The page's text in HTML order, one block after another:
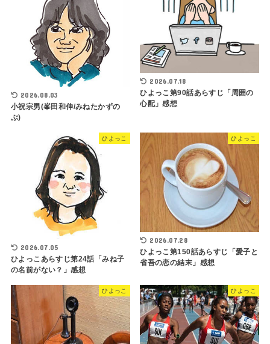
2026.08.03
小祝宗男(峯田和伸/みねたかずの
ぶ)
2026.07.18
ひよっこ第90話あらすじ「周囲の
心配」感想
ひよっこ
2026.07.05
ひよっこあらすじ第24話「みね子
の名前がない？」感想
ひよっこ
2026.07.28
ひよっこ第150話あらすじ「愛子と
省吾の恋の結末」感想
ひよっこ ひよっこ